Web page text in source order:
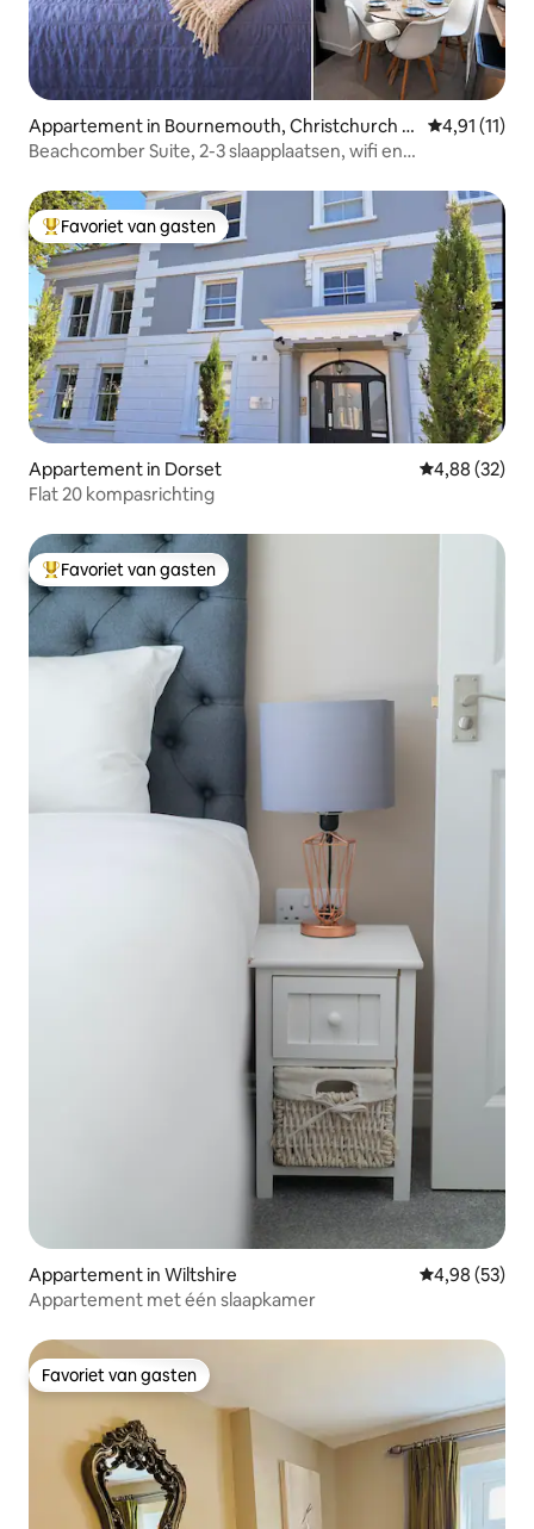
Appartement in Bournemouth, Christchurch a
nd Poole
Gemiddelde
4,91 (11)
Beachcomber Suite, 2-3 slaapplaatsen, wifi en
Topfavoriet van gasten
Favoriet van gasten
Appartement in Dorset Gemiddelde
4,88 (32)
Flat 20 kompasrichting
Topfavoriet van gasten
Favoriet van gasten
Appartement in Wiltshire Gemiddelde
4,98 (53)
Appartement met één slaapkamer
Favoriet van gasten
Favoriet van gasten